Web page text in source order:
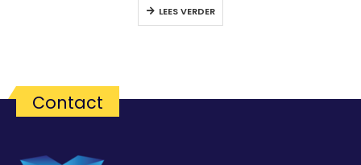
LEES VERDER
Contact